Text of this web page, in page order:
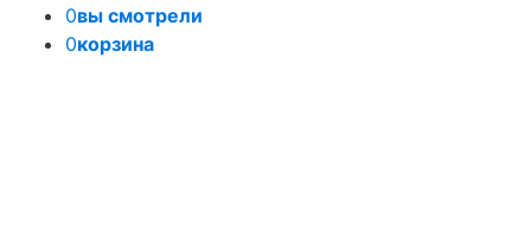
0вы смотрели
0корзина